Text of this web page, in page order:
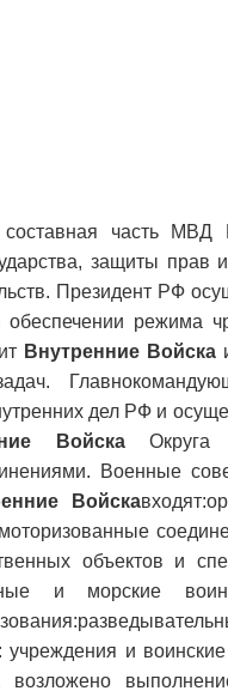
часть МВД
защиты
Президент РФ
режима
Внутренние Войска
дел РФ и
ВойскаОкруга
Военные
Войска
объектов и
и морские
учреждения и
возложено